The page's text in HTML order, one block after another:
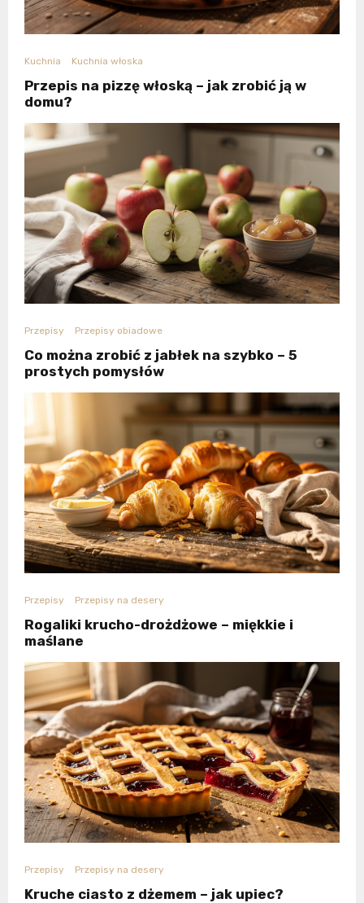
Kuchnia Kuchnia włoska
Przepis na pizzę włoską – jak zrobić ją w
domu?
Przepisy Przepisy obiadowe
Co można zrobić z jabłek na szybko – 5
prostych pomysłów
Przepisy Przepisy na desery
Rogaliki krucho-drożdżowe – miękkie i
maślane
Przepisy Przepisy na desery
Kruche ciasto z dżemem – jak upiec?